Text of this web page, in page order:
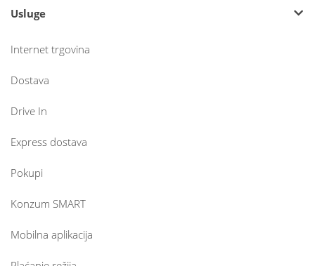
Usluge
Internet trgovina
Dostava
Drive In
Express dostava
Pokupi
Konzum SMART
Mobilna aplikacija